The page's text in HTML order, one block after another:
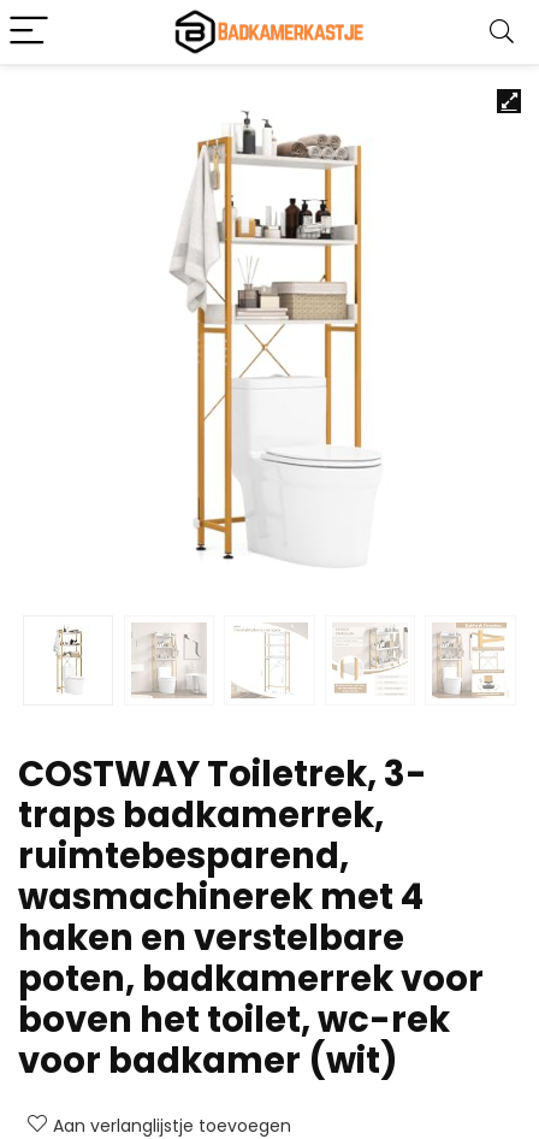
COSTWAY Toiletrek, 3-
traps badkamerrek,
ruimtebesparend,
wasmachinerek met 4
haken en verstelbare
poten, badkamerrek voor
boven het toilet, wc-rek
voor badkamer (wit)
Aan verlanglijstje toevoegen